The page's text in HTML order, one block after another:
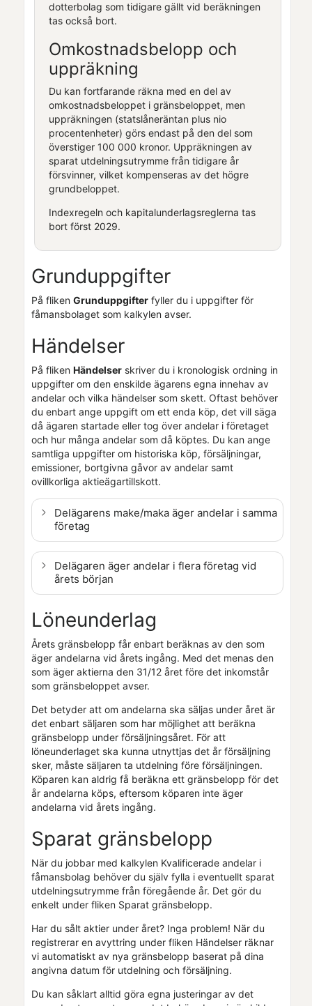
dotterbolag som tidigare gällt vid beräkningen
tas också bort.
Omkostnadsbelopp och
uppräkning
Du kan fortfarande räkna med en del av
omkostnadsbeloppet i gränsbeloppet, men
uppräkningen (statslåneräntan plus nio
procentenheter) görs endast på den del som
överstiger 100 000 kronor. Uppräkningen av
sparat utdelningsutrymme från tidigare år
försvinner, vilket kompenseras av det högre
grundbeloppet.
Indexregeln och kapitalunderlagsreglerna tas
bort först 2029.
Grunduppgifter
På fliken Grunduppgifter fyller du i uppgifter för
fåmansbolaget som kalkylen avser.
Händelser
På fliken Händelser skriver du i kronologisk ordning in
uppgifter om den enskilde ägarens egna innehav av
andelar och vilka händelser som skett. Oftast behöver
du enbart ange uppgift om ett enda köp, det vill säga
då ägaren startade eller tog över andelar i företaget
och hur många andelar som då köptes. Du kan ange
samtliga uppgifter om historiska köp, försäljningar,
emissioner, bortgivna gåvor av andelar samt
ovillkorliga aktieägartillskott.
Delägarens make/maka äger andelar i samma
företag
Delägaren äger andelar i flera företag vid
årets början
Löneunderlag
Årets gränsbelopp får enbart beräknas av den som
äger andelarna vid årets ingång. Med det menas den
som äger aktierna den 31/12 året före det inkomstår
som gränsbeloppet avser.
Det betyder att om andelarna ska säljas under året är
det enbart säljaren som har möjlighet att beräkna
gränsbelopp under försäljningsåret. För att
löneunderlaget ska kunna utnyttjas det år försäljning
sker, måste säljaren ta utdelning före försäljningen.
Köparen kan aldrig få beräkna ett gränsbelopp för det
år andelarna köps, eftersom köparen inte äger
andelarna vid årets ingång.
Sparat gränsbelopp
När du jobbar med kalkylen Kvalificerade andelar i
fåmansbolag behöver du själv fylla i eventuellt sparat
utdelningsutrymme från föregående år. Det gör du
enkelt under fliken Sparat gränsbelopp.
Har du sålt aktier under året? Inga problem! När du
registrerar en avyttring under fliken Händelser räknar
vi automatiskt av nya gränsbelopp baserat på dina
angivna datum för utdelning och försäljning.
Du kan såklart alltid göra egna justeringar av det